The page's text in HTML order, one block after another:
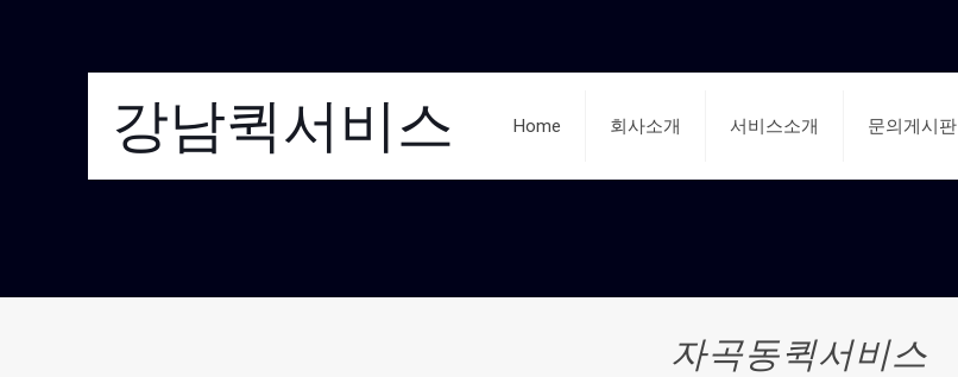
강남퀵서비스 Home 회사소개 서비스소개 문의게시판
자곡동퀵서비스